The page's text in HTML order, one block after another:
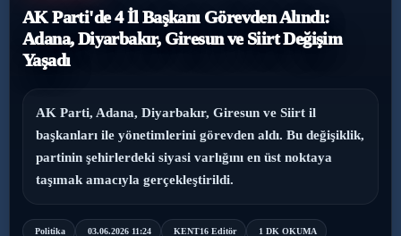
Magazin
Sağlık
Yaşam
AK Parti'de 4 İl Başkanı Görevden Alındı:
Adana, Diyarbakır, Giresun ve Siirt Değişim
Yaşadı
AK Parti, Adana, Diyarbakır, Giresun ve Siirt il
başkanları ile yönetimlerini görevden aldı. Bu değişiklik,
partinin şehirlerdeki siyasi varlığını en üst noktaya
taşımak amacıyla gerçekleştirildi.
Politika 03.06.2026 11:24 KENT16 Editör 1 DK OKUMA